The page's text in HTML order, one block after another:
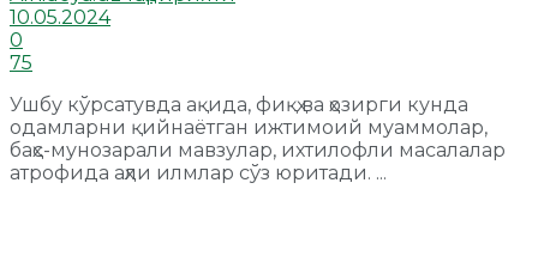
10.05.2024
0
75
Ушбу кўрсатувда ақида, фиқҳ ва ҳозирги кунда
одамларни қийнаётган ижтимоий муаммолар,
баҳс-мунозарали мавзулар, ихтилофли масалалар
атрофида аҳли илмлар сўз юритади. ...